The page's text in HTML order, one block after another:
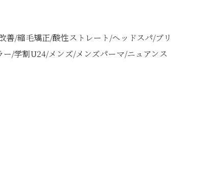
/縮毛矯正/酸性ストレート/ヘッドスパ/ブリ
/学割U24/メンズ/メンズパーマ/ニュアンス